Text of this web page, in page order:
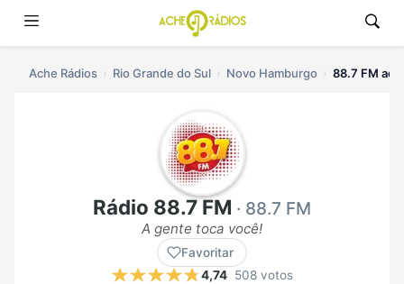
Ache Rádios Rio Grande do Sul Novo Hamburgo 88.7 FM ao
Rádio 88.7 FM · 88.7 FM
A gente toca você!
Favoritar
4,74 508 votos